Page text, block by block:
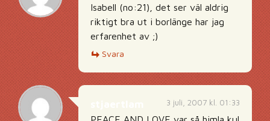
Isabell (no:21), det ser väl aldrig
riktigt bra ut i borlänge har jag
erfarenhet av ;)
Svara
3 juli, 2007 kl. 01:33